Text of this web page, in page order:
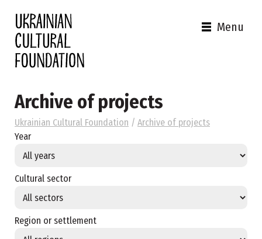
Menu
Archive of projects
Ukrainian Cultural Foundation / Archive of projects
Year
Cultural sector
Region or settlement